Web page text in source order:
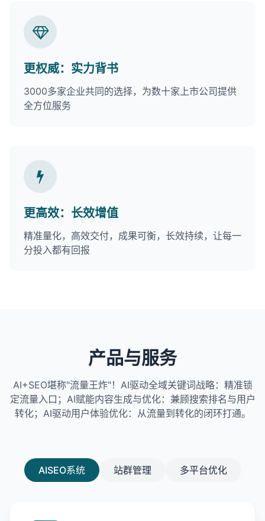
更权威：实力背书
3000多家企业共同的选择，为数十家上市公司提供
全方位服务
更高效：长效增值
精准量化，高效交付，成果可衡，长效持续，让每一
分投入都有回报
产品与服务
AI+SEO堪称"流量王炸"！AI驱动全域关键词战略：精准锁
定流量入口；AI赋能内容生成与优化：兼顾搜索排名与用户
转化；AI驱动用户体验优化：从流量到转化的闭环打通。
AISEO系统 站群管理 多平台优化